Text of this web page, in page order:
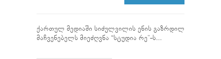
ქართულ მედიაში სიძულვილის ენის გაზრდილ
მაჩვენებელს მიეძღვნა “სტუდია რე”-ს...